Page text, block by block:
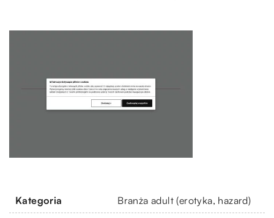
Kategoria Branża adult (erotyka, hazard)